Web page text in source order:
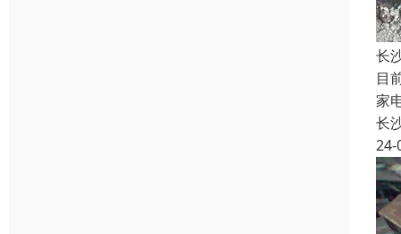
长
目
家
长
24-